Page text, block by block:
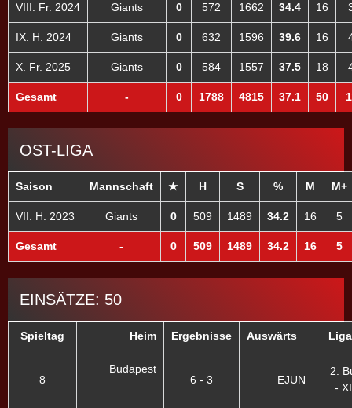
VIII. Fr. 2024 Giants 0 572 1662 34.4 16
IX. H. 2024 Giants 0 632 1596 39.6 16
X. Fr. 2025 Giants 0 584 1557 37.5 18
Gesamt - 0 1788 4815 37.1 50
OST-LIGA
Saison Mannschaft ★ H S % M M+
VII. H. 2023 Giants 0 509 1489 34.2 16 5
Gesamt - 0 509 1489 34.2 16 5
EINSÄTZE: 50
Spieltag Heim Ergebnisse Auswärts
8
Budapest
6 - 3
EJUN
2.
-